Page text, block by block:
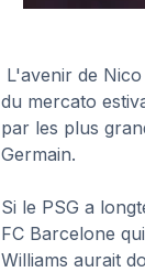
L'avenir de
du mercato
par les plus
Germain.
Si le PSG a
FC Barcelone
Williams aurait